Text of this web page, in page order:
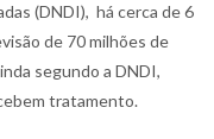
(DNDI), há cerca de 6
de 70 milhões de
segundo a DNDI,
tratamento.